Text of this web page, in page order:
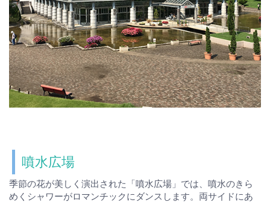
噴水広場
季節の花が美しく演出された「噴水広場」では、噴水のきら
めくシャワーがロマンチックにダンスします。両サイドにあ